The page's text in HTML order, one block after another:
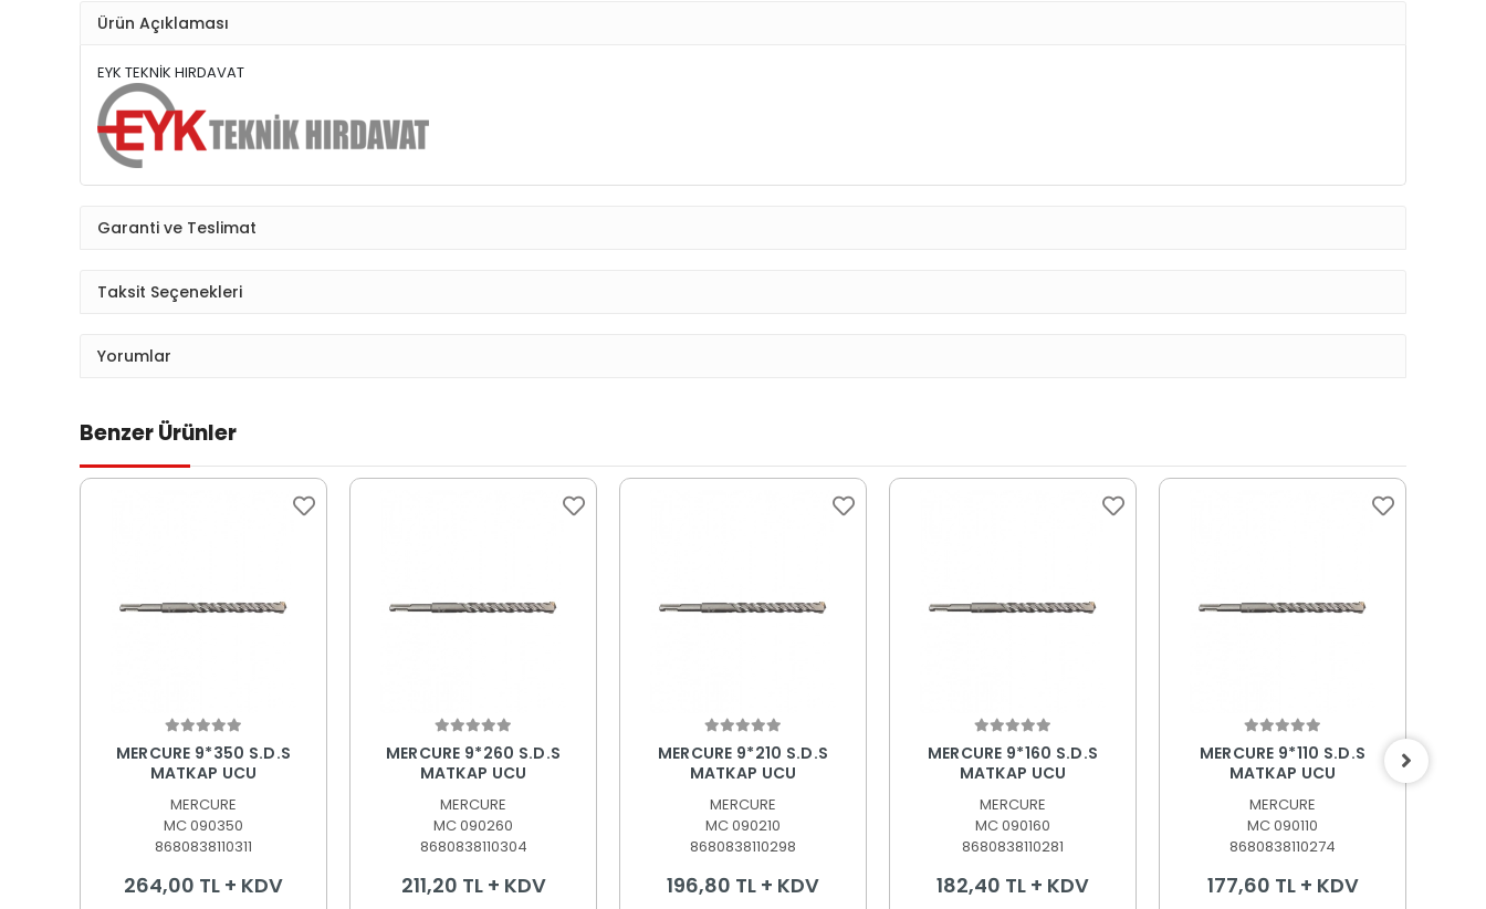
Ürün Açıklaması
EYK TEKNİK HIRDAVAT
Garanti ve Teslimat
Taksit Seçenekleri
Yorumlar
Benzer Ürünler
MERCURE 9*350 S.D.S
MATKAP UCU
MERCURE
MC 090350
8680838110311
264,00 TL + KDV
MERCURE 9*260 S.D.S
MATKAP UCU
MERCURE
MC 090260
8680838110304
211,20 TL + KDV
MERCURE 9*210 S.D.S
MATKAP UCU
MERCURE
MC 090210
8680838110298
196,80 TL + KDV
MERCURE 9*160 S.D.S
MATKAP UCU
MERCURE
MC 090160
8680838110281
182,40 TL + KDV
MERCURE 9*110 S.D.S
MATKAP UCU
MERCURE
MC 090110
8680838110274
177,60 TL + KDV